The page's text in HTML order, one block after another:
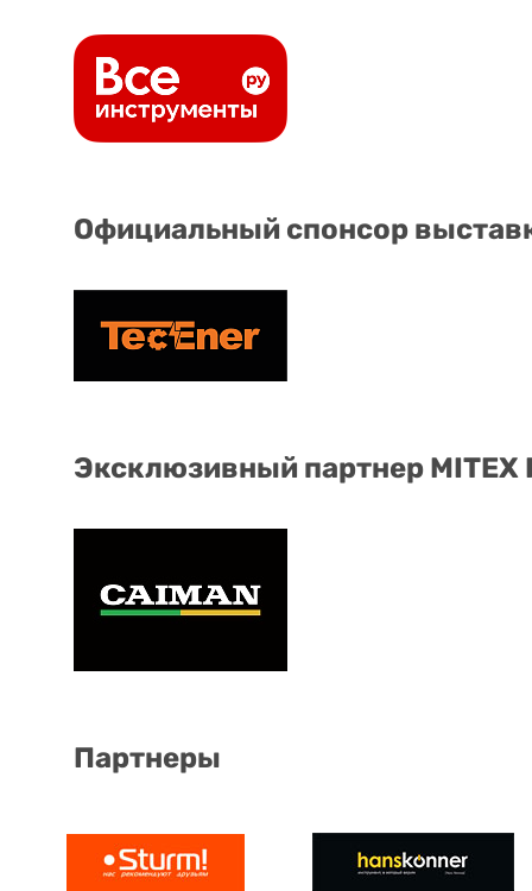
Официальный спонсор
Эксклюзивный партнер
Партнеры